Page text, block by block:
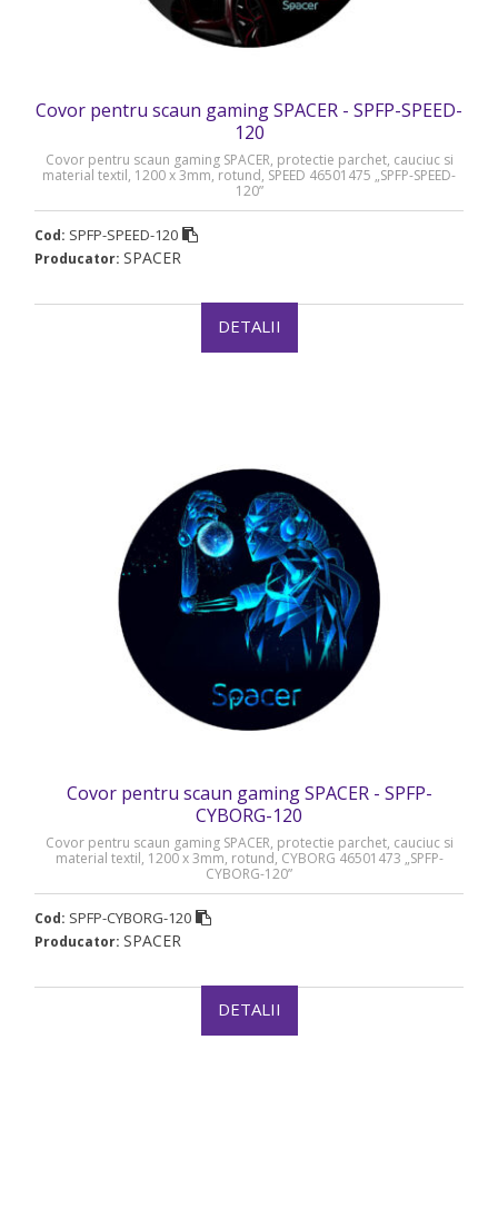
Covor pentru scaun gaming SPACER - SPFP-SPEED-
120
Covor pentru scaun gaming SPACER, protectie parchet, cauciuc si
material textil, 1200 x 3mm, rotund, SPEED 46501475 „SPFP-SPEED-
120”
Cod: SPFP-SPEED-120
Producator: SPACER
DETALII
Covor pentru scaun gaming SPACER - SPFP-
CYBORG-120
Covor pentru scaun gaming SPACER, protectie parchet, cauciuc si
material textil, 1200 x 3mm, rotund, CYBORG 46501473 „SPFP-
CYBORG-120”
Cod: SPFP-CYBORG-120
Producator: SPACER
DETALII